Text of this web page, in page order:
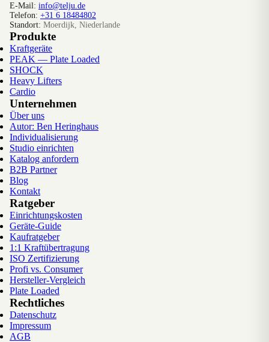
E-Mail: info@telju.de
Telefon: +31 6 18484802
Standort: Moerdijk, Niederlande
Produkte
Kraftgeräte
PEAK — Plate Loaded
SHOCK
Heavy Lifters
Cardio
Unternehmen
Über uns
Autor: Ben Heringhaus
Individualisierung
Studio einrichten
Katalog anfordern
B2B Partner
Blog
Kontakt
Ratgeber
Einrichtungskosten
Geräte-Guide
Kaufratgeber
1:1 Kraftübertragung
ISO Zertifizierung
Profi vs. Consumer
Hersteller-Vergleich
Plate Loaded
Rechtliches
Datenschutz
Impressum
AGB